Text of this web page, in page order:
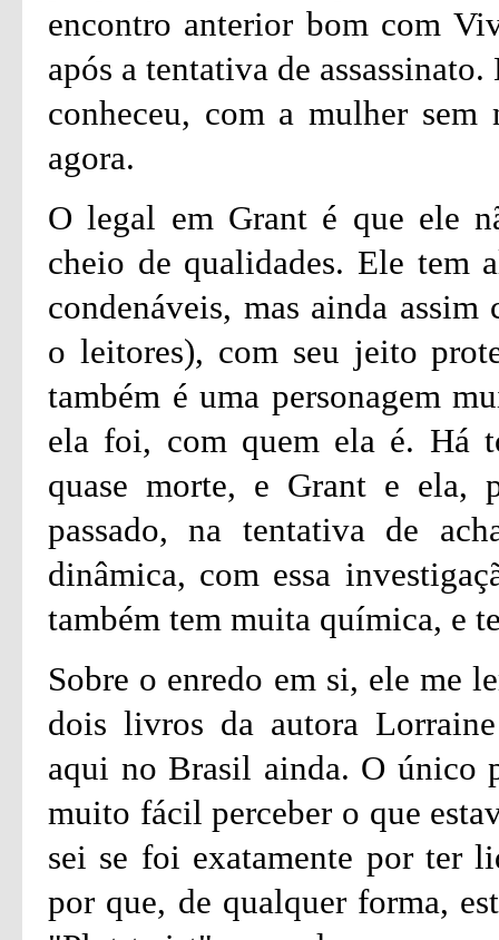
encontro anterior bom com
após a tentativa de
conheceu, com a mulher
agora.
O legal em Grant é que ele
cheio de qualidades. Ele tem
condenáveis, mas ainda
o leitores), com seu jeito
também é uma personagem
ela foi, com quem ela é. Há
quase morte, e Grant e ela,
passado, na tentativa de
dinâmica, com essa
também tem muita química, e
Sobre o enredo em si, ele me
dois livros da autora
aqui no Brasil ainda. O único
muito fácil perceber o que
sei se foi exatamente por ter
por que, de qualquer forma,